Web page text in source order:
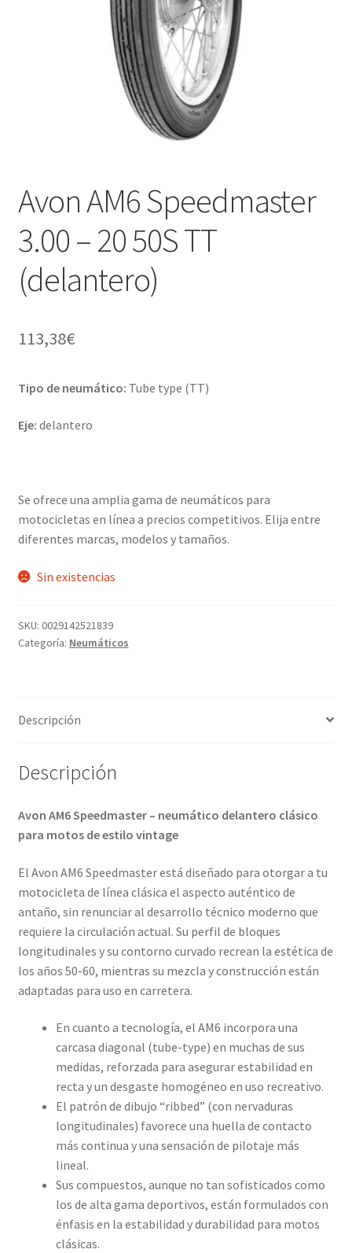
Avon AM6 Speedmaster
3.00 – 20 50S TT
(delantero)
113,38€
Tipo de neumático: Tube type (TT)
Eje: delantero
Se ofrece una amplia gama de neumáticos para
motocicletas en línea a precios competitivos. Elija entre
diferentes marcas, modelos y tamaños.
Sin existencias
SKU: 0029142521839
Categoría: Neumáticos
Descripción
Descripción
Avon AM6 Speedmaster – neumático delantero clásico
para motos de estilo vintage
El Avon AM6 Speedmaster está diseñado para otorgar a tu
motocicleta de línea clásica el aspecto auténtico de
antaño, sin renunciar al desarrollo técnico moderno que
requiere la circulación actual. Su perfil de bloques
longitudinales y su contorno curvado recrean la estética de
los años 50-60, mientras su mezcla y construcción están
adaptadas para uso en carretera.
En cuanto a tecnología, el AM6 incorpora una
carcasa diagonal (tube-type) en muchas de sus
medidas, reforzada para asegurar estabilidad en
recta y un desgaste homogéneo en uso recreativo.
El patrón de dibujo “ribbed” (con nervaduras
longitudinales) favorece una huella de contacto
más continua y una sensación de pilotaje más
lineal.
Sus compuestos, aunque no tan sofisticados como
los de alta gama deportivos, están formulados con
énfasis en la estabilidad y durabilidad para motos
clásicas.